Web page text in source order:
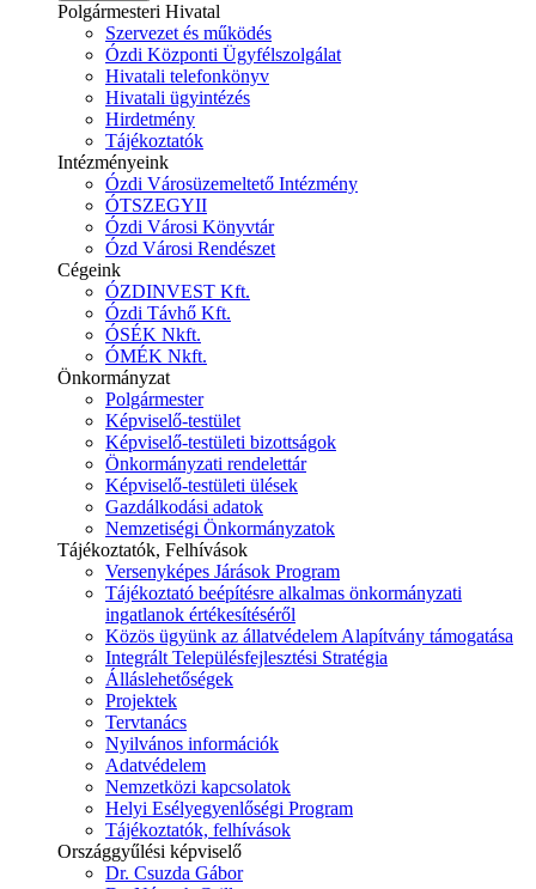
Polgármesteri Hivatal
Szervezet és működés
Ózdi Központi Ügyfélszolgálat
Hivatali telefonkönyv
Hivatali ügyintézés
Hirdetmény
Tájékoztatók
Intézményeink
Ózdi Városüzemeltető Intézmény
ÓTSZEGYII
Ózdi Városi Könyvtár
Ózd Városi Rendészet
Cégeink
ÓZDINVEST Kft.
Ózdi Távhő Kft.
ÓSÉK Nkft.
ÓMÉK Nkft.
Önkormányzat
Polgármester
Képviselő-testület
Képviselő-testületi bizottságok
Önkormányzati rendelettár
Képviselő-testületi ülések
Gazdálkodási adatok
Nemzetiségi Önkormányzatok
Tájékoztatók, Felhívások
Versenyképes Járások Program
Tájékoztató beépítésre alkalmas önkormányzati
ingatlanok értékesítéséről
Közös ügyünk az állatvédelem Alapítvány támogatása
Integrált Településfejlesztési Stratégia
Álláslehetőségek
Projektek
Tervtanács
Nyilvános információk
Adatvédelem
Nemzetközi kapcsolatok
Helyi Esélyegyenlőségi Program
Tájékoztatók, felhívások
Országgyűlési képviselő
Dr. Csuzda Gábor